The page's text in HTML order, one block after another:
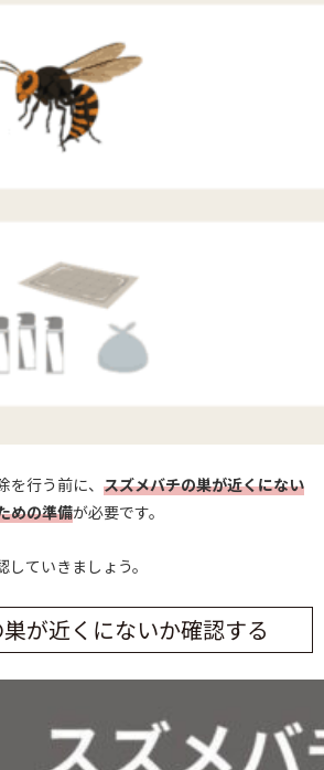
行う前に、 スズメバチの巣が近くにない
めの準備が必要です。
ていきましょう。
が近くにないか確認する